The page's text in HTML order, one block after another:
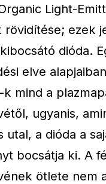
Light-
rövidítése; ezek
dióda.
elve
k mind a
ugyanis,
utal, a dióda a
bocsátja ki. A
ötlete nem